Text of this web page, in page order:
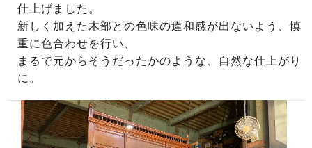
仕上げました。
新しく加えた木部との色味の違和感が出ないよう、慎
重に色合わせを行い、
まるで元からそうだったかのような、自然な仕上がり
に。